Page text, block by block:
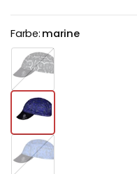
Farbe: marine